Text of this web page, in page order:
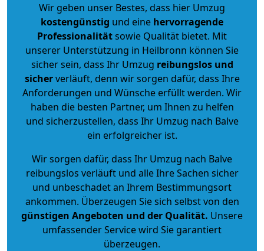
Wir geben unser Bestes, dass hier Umzug
kostengünstig und eine hervorragende
Professionalitätsowie Qualität bietet. Mit
unserer Unterstützung in Heilbronn können Sie
sicher sein, dass Ihr Umzug reibungslos und
sicherverläuft, denn wir sorgen dafür, dass Ihre
Anforderungen und Wünsche erfüllt werden. Wir
haben die besten Partner, um Ihnen zu helfen
und sicherzustellen, dass Ihr Umzug nach Balve
ein erfolgreicher ist.
Wir sorgen dafür, dass Ihr Umzug nach Balve
reibungslos verläuft und alle Ihre Sachen sicher
und unbeschadet an Ihrem Bestimmungsort
ankommen. Überzeugen Sie sich selbst von den
günstigen Angeboten und der Qualität. Unsere
umfassender Service wird Sie garantiert
überzeugen.